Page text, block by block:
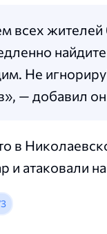
всех
Не
— добавил
в
и атаковали